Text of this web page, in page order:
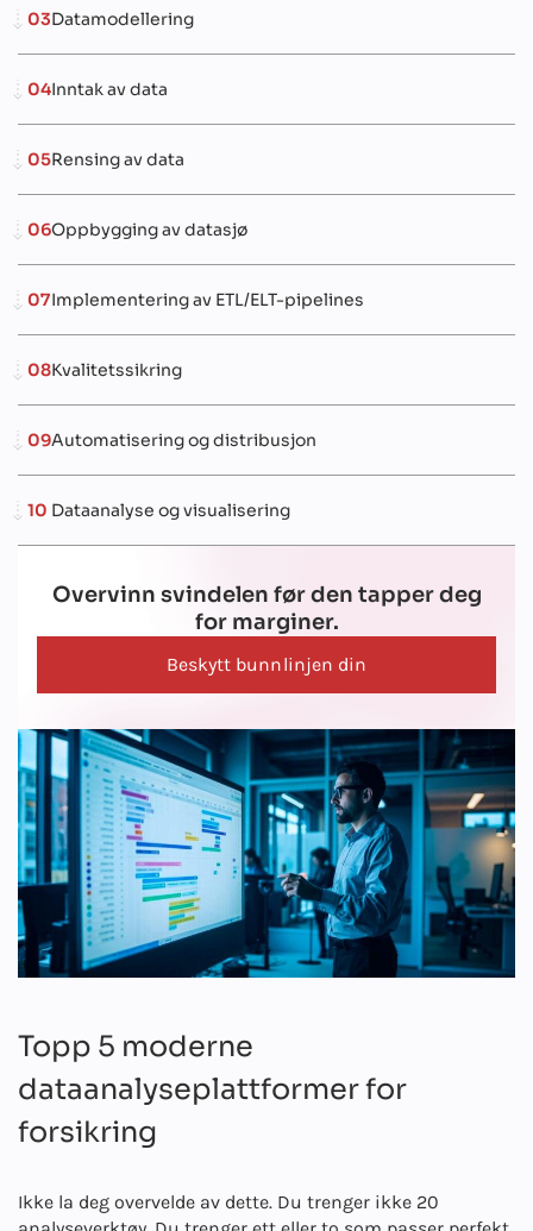
03Datamodellering
04Inntak av data
05Rensing av data
06Oppbygging av datasjø
07Implementering av ETL/ELT-pipelines
08Kvalitetssikring
09Automatisering og distribusjon
10 Dataanalyse og visualisering
Overvinn svindelen før den tapper deg
for marginer.
Beskytt bunnlinjen din
Topp 5 moderne
dataanalyseplattformer for
forsikring
Ikke la deg overvelde av dette. Du trenger ikke 20